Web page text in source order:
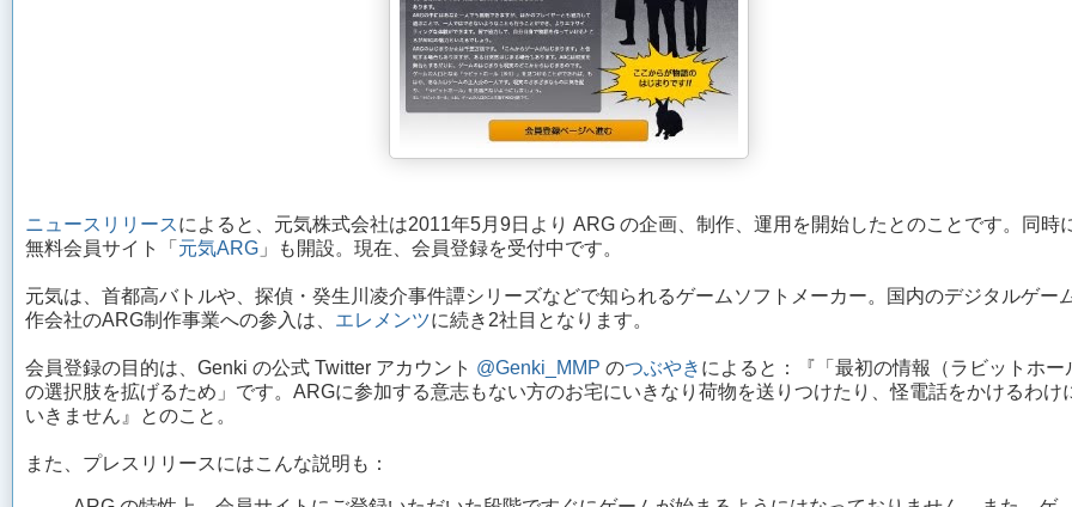
ニュースリリースによると、元気株式会社は2011年5月9日より ARG の企画、制作、運用を開始したとのことです。同時
無料会員サイト「 元気ARG 」も開設。現在、会員登録を受付中です。
元気は、首都高バトルや、探偵・癸生川凌介事件譚シリーズなどで知られるゲームソフトメーカー。国内のデジタルゲー
作会社のARG制作事業への参入は、 エレメンツに続き2社目となります。
会員登録の目的は、Genki の公式 Twitter アカウント @Genki_MMP のつぶやき によると：『「最初の情報（ラビットホー
の選択肢を拡げるため」です。ARGに参加する意志もない方のお宅にいきなり荷物を送りつけたり、怪電話をかけるわけ
いきません』とのこと。
また、プレスリリースにはこんな説明も：